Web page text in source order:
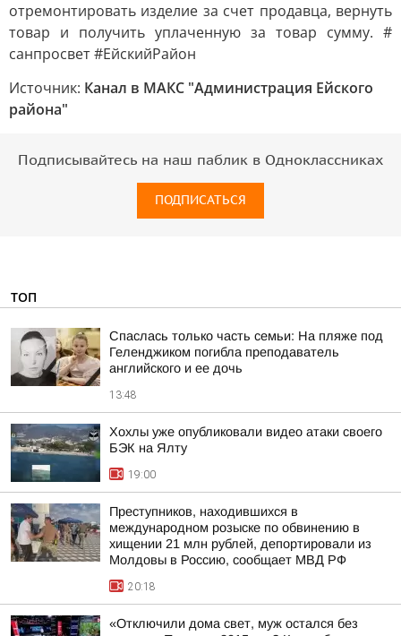
отремонтировать изделие за счет продавца, вернуть
товар и получить уплаченную за товар сумму. #
санпросвет #ЕйскийРайон
Источник: Канал в МАКС "Администрация Ейского
района"
Подписывайтесь на наш паблик в Одноклассниках
ПОДПИСАТЬСЯ
ТОП
Спаслась только часть семьи: На пляже под
Геленджиком погибла преподаватель
английского и ее дочь
13:48
Хохлы уже опубликовали видео атаки своего
БЭК на Ялту
19:00
Преступников, находившихся в
международном розыске по обвинению в
хищении 21 млн рублей, депортировали из
Молдовы в Россию, сообщает МВД РФ
20:18
«Отключили дома свет, муж остался без